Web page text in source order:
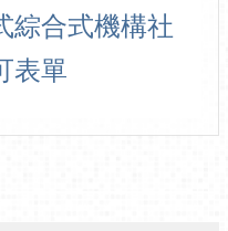
綜合式機構社
表單